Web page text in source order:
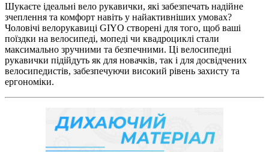
Шукаєте ідеальні вело рукавички, які забезпечать надійне
зчеплення та комфорт навіть у найактивніших умовах?
Чоловічі велорукавиці GIYO створені для того, щоб ваші
поїздки на велосипеді, мопеді чи квадроциклі стали
максимально зручними та безпечними. Ці велосипедні
рукавички підійдуть як для новачків, так і для досвідчених
велосипедистів, забезпечуючи високий рівень захисту та
ергономіки.